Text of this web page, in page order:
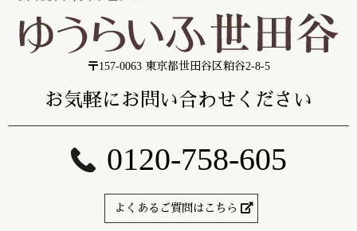
〒157-0063 東京都世田谷区粕谷2-8-5
お気軽にお問い合わせください
0120-758-605
よくあるご質問はこちら